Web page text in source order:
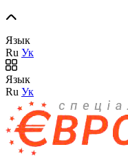
Язык
Ru Ук
Язык
Ru Ук